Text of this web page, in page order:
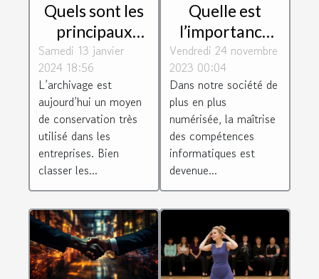
Quels sont les
principaux
paramètres à
prendre en
compte pour
bien classer les
archives ?
Samedi 13 janvier
2024 18:56
L’archivage est
aujourd’hui un moyen
de conservation très
utilisé dans les
entreprises. Bien
classer les...
Quelle est
l’importance
de suivre une
formation en
informatique ?
Vendredi 24 novembre
2023 00:04
Dans notre société de
plus en plus
numérisée, la maîtrise
des compétences
informatiques est
devenue...